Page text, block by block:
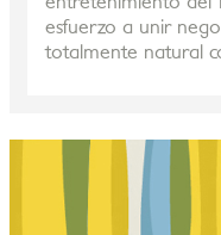
esfuerzo a unir
totalmente natural